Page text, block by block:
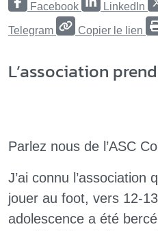
Facebook LinkedIn
Telegram Copier le lien
L’association
Parlez nous de l’ASC
J’ai connu l’association
jouer au foot, vers 12-
adolescence a été